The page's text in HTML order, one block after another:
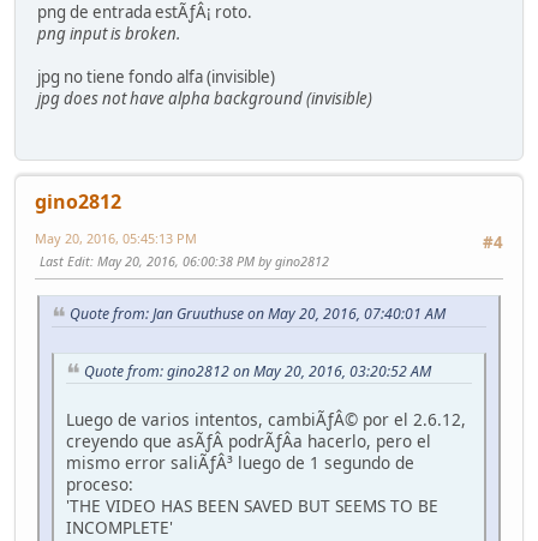
png de entrada estÃƒÂ¡ roto.
png input is broken.
jpg no tiene fondo alfa (invisible)
jpg does not have alpha background (invisible)
gino2812
#4
May 20, 2016, 05:45:13 PM
Last Edit: May 20, 2016, 06:00:38 PM by gino2812
Quote from: Jan Gruuthuse on May 20, 2016, 07:40:01 AM
Quote from: gino2812 on May 20, 2016, 03:20:52 AM
Luego de varios intentos, cambiÃƒÂ© por el 2.6.12,
creyendo que asÃƒÂ­ podrÃƒÂ­a hacerlo, pero el
mismo error saliÃƒÂ³ luego de 1 segundo de
proceso:
'THE VIDEO HAS BEEN SAVED BUT SEEMS TO BE
INCOMPLETE'